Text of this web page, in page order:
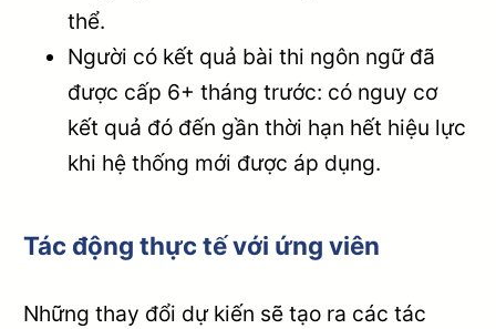
thể.
Người có kết quả bài thi ngôn ngữ đã
được cấp 6+ tháng trước: có nguy cơ
kết quả đó đến gần thời hạn hết hiệu lực
khi hệ thống mới được áp dụng.
Tác động thực tế với ứng viên
Những thay đổi dự kiến sẽ tạo ra các tác